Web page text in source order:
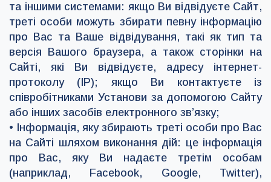
та іншими системами: якщо Ви відвідуєте Сайт,
треті особи можуть збирати певну інформацію
про Вас та Ваше відвідування, такі як тип та
версія Вашого браузера, а також сторінки на
Сайті, які Ви відвідуєте, адресу інтернет-
протоколу (ІР); якщо Ви контактуєте із
співробітниками Установи за допомогою Сайту
або інших засобів електронного зв’язку;
• Інформація, яку збирають треті особи про Вас
на Сайті шляхом виконання дій: це інформація
про Вас, яку Ви надаєте третім особам
(наприклад, Facebook, Google, Twitter),